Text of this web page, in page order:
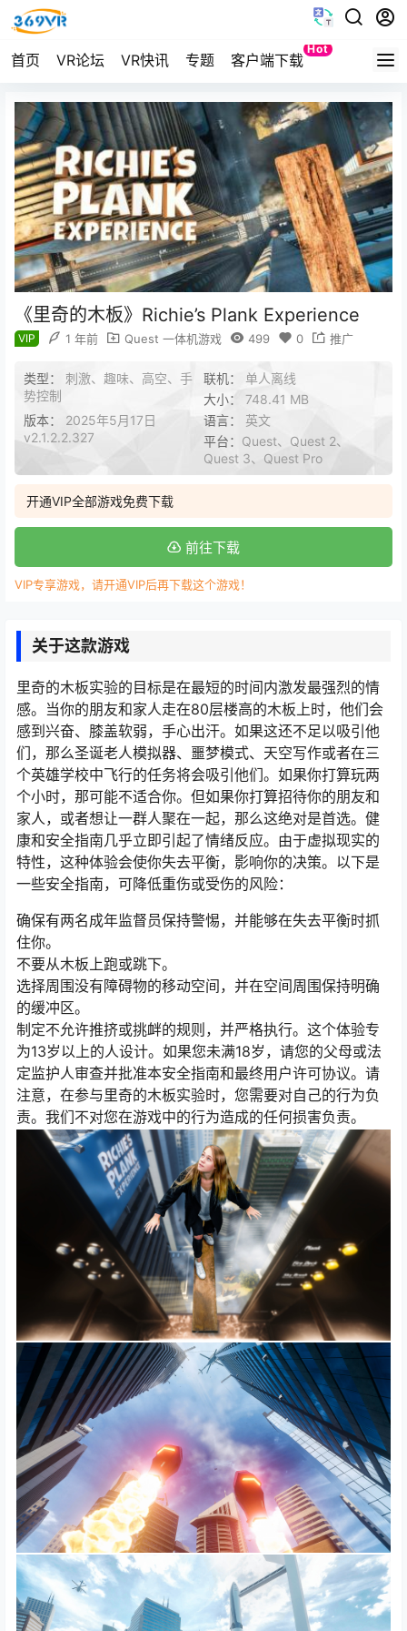
首页 VR论坛 VR快讯 专题 客户端下载
Hot
Quest
《里奇的木板》Richie’s Plank Experience
VIP 1 年前 Quest 一体机游戏 499 0 推广
类型： 刺激、趣味、高空、手
势控制
联机： 单人离线
大小： 748.41 MB
版本： 2025年5月17日
v2.1.2.2.327
语言： 英文
平台： Quest、Quest 2、
Quest 3、Quest Pro
开通VIP全部游戏免费下载
前往下载
VIP专享游戏，请开通VIP后再下载这个游戏！
关于这款游戏
里奇的木板实验的目标是在最短的时间内激发最强烈的情
感。当你的朋友和家人走在80层楼高的木板上时，他们会
感到兴奋、膝盖软弱，手心出汗。如果这还不足以吸引他
们，那么圣诞老人模拟器、噩梦模式、天空写作或者在三
个英雄学校中飞行的任务将会吸引他们。如果你打算玩两
个小时，那可能不适合你。但如果你打算招待你的朋友和
家人，或者想让一群人聚在一起，那么这绝对是首选。健
康和安全指南几乎立即引起了情绪反应。由于虚拟现实的
特性，这种体验会使你失去平衡，影响你的决策。以下是
一些安全指南，可降低重伤或受伤的风险：
确保有两名成年监督员保持警惕，并能够在失去平衡时抓
住你。
不要从木板上跑或跳下。
选择周围没有障碍物的移动空间，并在空间周围保持明确
的缓冲区。
制定不允许推挤或挑衅的规则，并严格执行。这个体验专
为13岁以上的人设计。如果您未满18岁，请您的父母或法
定监护人审查并批准本安全指南和最终用户许可协议。请
注意，在参与里奇的木板实验时，您需要对自己的行为负
责。我们不对您在游戏中的行为造成的任何损害负责。